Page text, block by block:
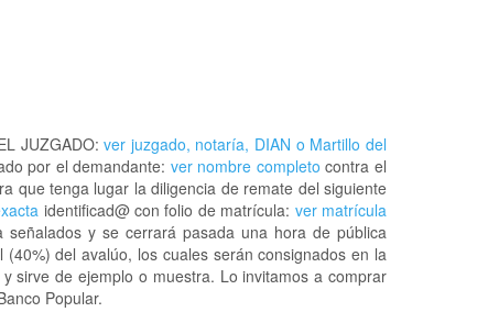
JUZGADO: ver juzgado, notaría, DIAN o Martillo del
por el demandante: ver nombre completo contra el
que tenga lugar la diligencia de remate del siguiente
identificad@ con folio de matrícula: ver matrícula
y se cerrará pasada una hora de pública
del avalúo, los cuales serán consignados en la
sirve de ejemplo o muestra. Lo invitamos a comprar
Popular.